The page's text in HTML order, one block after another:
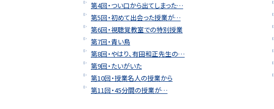
第4回・つい口から出てしまった…
第5回・初めて出会った授業が…
第6回・視聴覚教室での特別授業
第7回・青い鳥
第8回・やはり、有田和正先生の…
第9回・たいがいた
第10回・授業名人の授業から
第11回・45分間の授業が…